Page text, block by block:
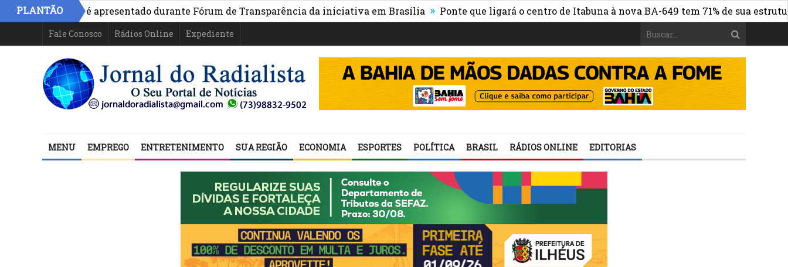
PLANTÃO
na Bahia é apresentado durante Fórum de Transparência da iniciativa em Brasília » Ponte que ligará o centro de Itabuna à nova BA-649 tem 71% de sua estrutura de
Fale Conosco Rádios Online Expediente
MENU EMPREGO ENTRETENIMENTO SUA REGIÃO ECONOMIA ESPORTES POLÍTICA BRASIL RÁDIOS ONLINE EDITORIAS